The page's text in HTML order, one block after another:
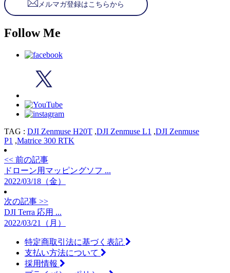
メルマガ登録はこちらから
Follow Me
TAG : DJI Zenmuse H20T ,DJI Zenmuse L1 ,DJI Zenmuse
P1 ,Matrice 300 RTK
<< 前の記事
ドローン用マッピングソフ ...
2022/03/18（金）
次の記事 >>
DJI Terra 応用 ...
2022/03/21（月）
特定商取引法に基づく表記
支払い方法について
採用情報